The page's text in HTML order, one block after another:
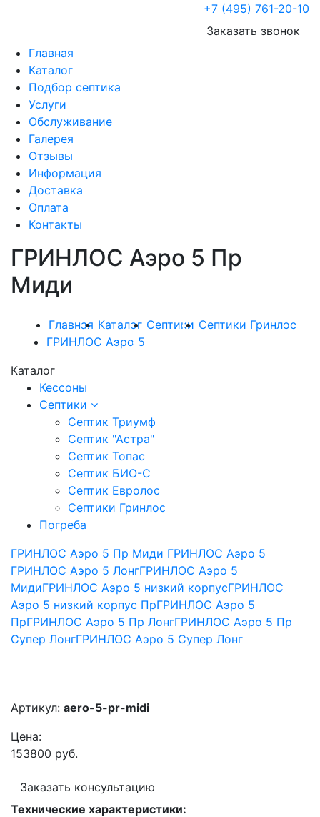
+7 (495) 761-20-10
Заказать звонок
Главная
Каталог
Подбор септика
Услуги
Обслуживание
Галерея
Отзывы
Информация
Доставка
Оплата
Контакты
ГРИНЛОС Аэро 5 Пр
Миди
Главная Каталог Септики Септики Гринлос
ГРИНЛОС Аэро 5
Каталог
Кессоны
Септики
Септик Триумф
Септик "Астра"
Септик Топас
Септик БИО-С
Септик Евролос
Септики Гринлос
Погреба
ГРИНЛОС Аэро 5 Пр Миди ГРИНЛОС Аэро 5
ГРИНЛОС Аэро 5 ЛонгГРИНЛОС Аэро 5
МидиГРИНЛОС Аэро 5 низкий корпусГРИНЛОС
Аэро 5 низкий корпус ПрГРИНЛОС Аэро 5
ПрГРИНЛОС Аэро 5 Пр ЛонгГРИНЛОС Аэро 5 Пр
Супер ЛонгГРИНЛОС Аэро 5 Супер Лонг
Артикул: aero-5-pr-midi
Цена:
153800 руб.
Заказать консультацию
Технические характеристики: